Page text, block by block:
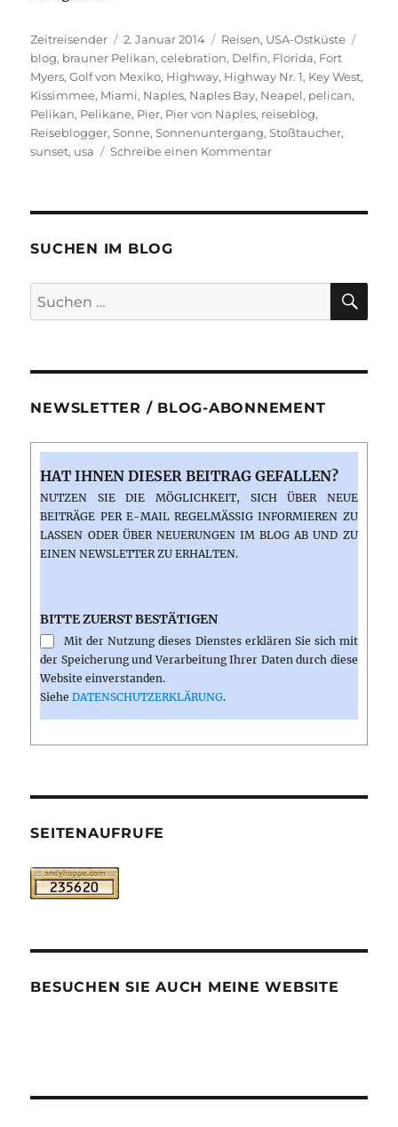
Autor
Zeitreisender
Veröffentlicht
am
2. Januar 2014 Kategorien
Reisen, USA-Ostküste
blog, brauner Pelikan,celebration, Delfin, Florida, Fort
Myers,Golf von Mexiko, Highway, Highway Nr. 1, Key West,
Kissimmee, Miami, Naples, Naples Bay, Neapel, pelican,
Pelikan, Pelikane, Pier, Pier von Naples, reiseblog,
Reiseblogger,Sonne,Sonnenuntergang,Stoßtaucher,
sunset, usa Schreibe einen Kommentarzu
Sonnenuntergang
Strand
SUCHEN IM BLOG
Suchen
nach:
NEWSLETTER / BLOG-ABONNEMENT
HAT IHNEN DIESER BEITRAG GEFALLEN?
NUTZEN SIE DIE MÖGLICHKEIT, SICH ÜBER NEUE
BEITRÄGE PER E-MAIL REGELMÄSSIG INFORMIEREN ZU L
ASSEN ODER ÜBER NEUERUNGEN IM BLOG AB UND ZU E
INEN NEWSLETTER ZU ERHALTEN.
BITTE ZUERST BESTÄTIGEN
Mit der Nutzung dieses Dienstes erklären Sie sich mit
der Speicherung und Verarbeitung Ihrer Daten durch diese
Website einverstanden.
SieheDATENSCHUTZERKLÄRUNG.
SEITENAUFRUFE
BESUCHEN SIE AUCH MEINE WEBSITE